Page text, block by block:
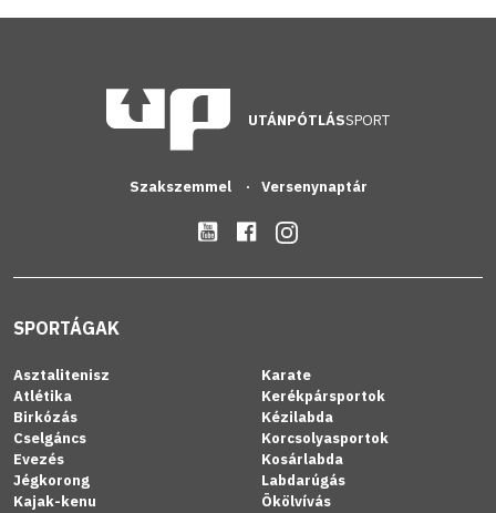
UTÁNPÓTLÁSSPORT
Szakszemmel Versenynaptár
SPORTÁGAK
Asztalitenisz
Atlétika
Birkózás
Cselgáncs
Evezés
Jégkorong
Kajak-kenu
Karate
Kerékpársportok
Kézilabda
Korcsolyasportok
Kosárlabda
Labdarúgás
Ökölvívás